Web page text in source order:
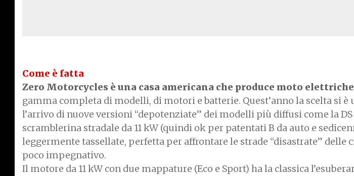
Come è fatta
Zero Motorcycles è una casa americana che produce moto
gamma completa di modelli, di motori e batterie. Quest’anno la scelta si
l’arrivo di nuove versioni “depotenziate” dei modelli più diffusi come la
scramblerina stradale da 11 kW (quindi ok per patentati B da auto e
leggermente tassellate, perfetta per affrontare le strade “disastrate” delle
poco impegnativo.
Il motore da 11 kW con due mappature (Eco e Sport) ha la classica